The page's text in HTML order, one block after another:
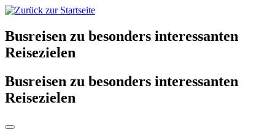
Busreisen zu besonders interessanten
Reisezielen
Busreisen zu besonders interessanten
Reisezielen